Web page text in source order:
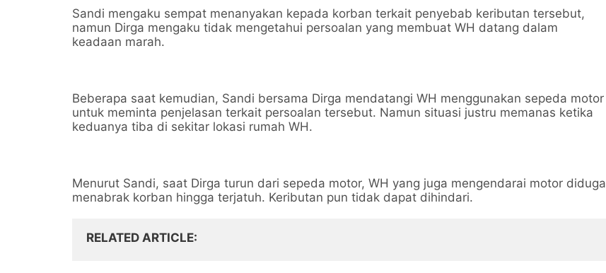
Sandi mengaku sempat menanyakan kepada korban terkait penyebab keributan tersebut,
namun Dirga mengaku tidak mengetahui persoalan yang membuat WH datang dalam
keadaan marah.
Beberapa saat kemudian, Sandi bersama Dirga mendatangi WH menggunakan sepeda motor
untuk meminta penjelasan terkait persoalan tersebut. Namun situasi justru memanas ketika
keduanya tiba di sekitar lokasi rumah WH.
Menurut Sandi, saat Dirga turun dari sepeda motor, WH yang juga mengendarai motor diduga
menabrak korban hingga terjatuh. Keributan pun tidak dapat dihindari.
RELATED ARTICLE